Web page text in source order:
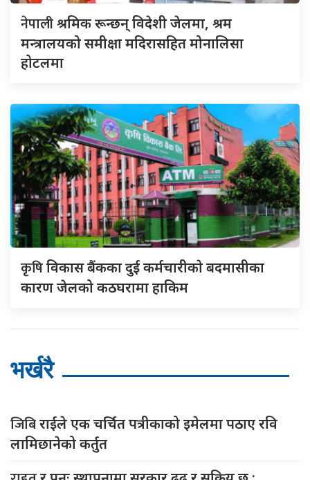
नेपालीश्रमिक रून्छन् विदेशी जेलमा, श्रम
मन्त्रालयको समीक्षा मदिरासहित मोनालिसा
होटलमा
कृषिविकास बैंकका दुई कर्मचारीकाे बदमासीका
कारण जेलको कठघरामा हाकिम
भर्खरै
जिबिराईले एक चर्चित पत्रीकाको इमेलमा पठाए रवि
लामिछानेको कर्तुत